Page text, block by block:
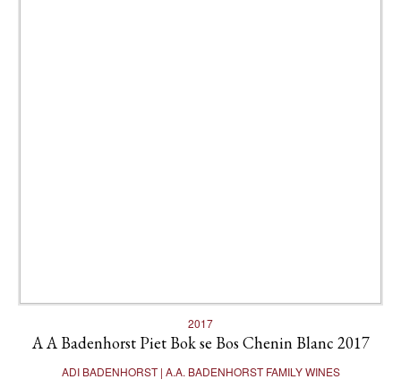
2017
A A Badenhorst Piet Bok se Bos Chenin Blanc 2017
ADI BADENHORST | A.A. BADENHORST FAMILY WINES